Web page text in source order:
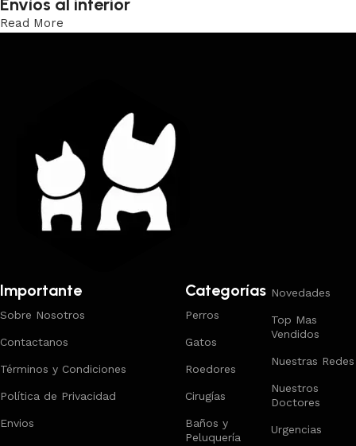
Envíos al interior
Read More
Importante
Sobre Nosotros
Contactanos
Términos y Condiciones
Política de Privacidad
Envios
Categorías
Perros
Gatos
Roedores
Cirugías
Baños y
Peluquería
Novedades
Top Mas
Vendidos
Nuestras Redes
Nuestros
Doctores
Urgencias